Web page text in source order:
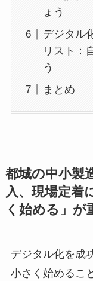
ょう
デジタル
リスト：
う
まとめ
都城の中小製
入、現場定着
く始める」が
デジタル化を成
小さく始めるこ